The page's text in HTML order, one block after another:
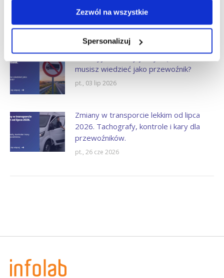
Zezwól na wszystkie
Spersonalizuj
lipca 2026. PIP zapowiada nową jakość.
pt., 10 lip 2026
musisz wiedzieć jako przewoźnik?
pt., 03 lip 2026
Zmiany w transporcie lekkim od lipca
2026. Tachografy, kontrole i kary dla
przewoźników.
pt., 26 cze 2026